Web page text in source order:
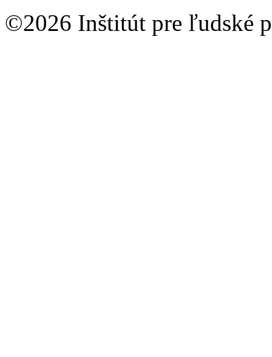
©2026 Inštitút pre ľudské